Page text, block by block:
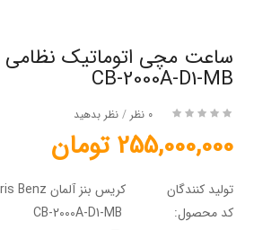
ساعت مچی اتوماتیک
CB-2000A-D1-MB
0 نظر /نظر بدهید
255,000,000 تومان
تولید کنندگان
کریس بنز آلمان Chris Benz
کد محصول: